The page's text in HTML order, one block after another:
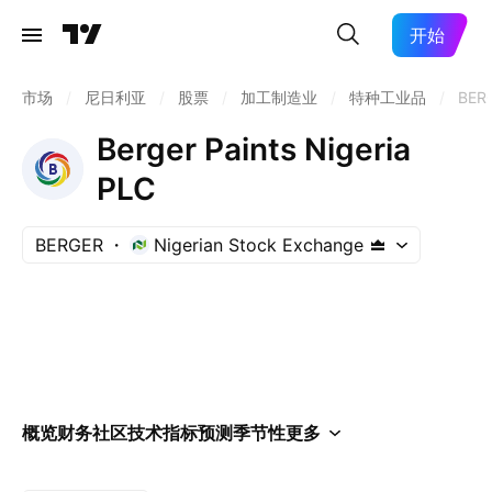
开始
市场 尼日利亚 股票 加工制造业 特种工业品
Berger Paints Nigeria
PLC
BERGER Nigerian Stock Exchange
概览财务社区技术指标预测季节性更多